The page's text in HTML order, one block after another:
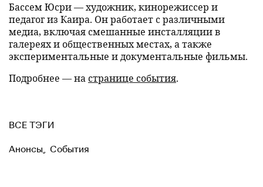
Бассем Юсри — художник, кинорежиссер и
педагог из Каира. Он работает с различными
медиа, включая смешанные инсталляции в
галереях и общественных местах, а также
экспериментальные и документальные фильмы.
Подробнее — на странице события.
ВСЕ ТЭГИ
Анонсы, События